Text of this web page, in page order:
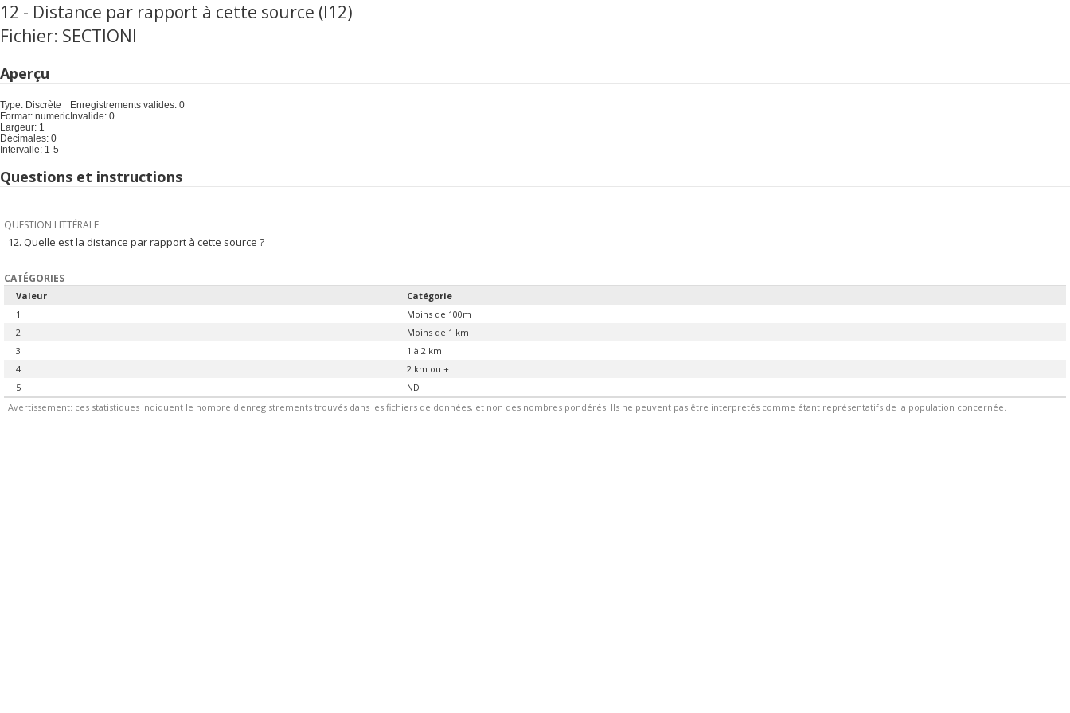
12 - Distance par rapport à cette source (I12)
Fichier: SECTIONI
Aperçu
Type: Discrète
Format: numeric
Largeur: 1
Décimales: 0
Intervalle: 1-5
Enregistrements valides: 0
Invalide: 0
Questions et instructions
QUESTION LITTÉRALE
12. Quelle est la distance par rapport à cette source ?
CATÉGORIES
Valeur
Catégorie
1
Moins de 100m
2
Moins de 1 km
3
1 à 2 km
4
2 km ou +
5
ND
Avertissement: ces statistiques indiquent le nombre d'enregistrements trouvés dans les fichiers de données, et non des nombres pondérés. Ils ne peuvent pas être interpretés comme étant représentatifs de la population concernée.